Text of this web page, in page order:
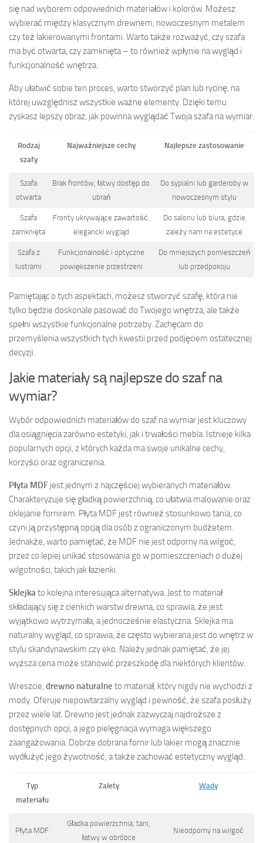
się nad wyborem odpowiednich materiałów i kolorów. Możesz
wybierać między klasycznym drewnem, nowoczesnym metalem
czy też lakierowanymi frontami. Warto także rozważyć, czy szafa
ma być otwarta, czy zamknięta – to również wpłynie na wygląd i
funkcjonalność wnętrza.
Aby ułatwić sobie ten proces, warto stworzyć plan lub rycinę, na
której uwzględnisz wszystkie ważne elementy. Dzięki temu
zyskasz lepszy obraz, jak powinna wyglądać Twoja szafa na wymiar.
Rodzaj
szafy
Najważniejsze cechy Najlepsze zastosowanie
Szafa
otwarta
Brak frontów, łatwy dostęp do
ubrań
Do sypialni lub garderoby w
nowoczesnym stylu
Szafa
zamknięta
Fronty ukrywające zawartość,
elegancki wygląd
Do salonu lub biura, gdzie
zależy nam na estetyce
Szafa z
lustrami
Funkcjonalność i optyczne
powiększenie przestrzeni
Do mniejszych pomieszczeń
lub przedpokoju
Pamiętając o tych aspektach, możesz stworzyć szafę, która nie
tylko będzie doskonale pasować do Twojego wnętrza, ale także
spełni wszystkie funkcjonalne potrzeby. Zachęcam do
przemyślenia wszystkich tych kwestii przed podjęciem ostatecznej
decyzji.
Jakie materiały są najlepsze do szaf na
wymiar?
Wybór odpowiednich materiałów do szaf na wymiar jest kluczowy
dla osiągnięcia zarówno estetyki, jak i trwałości mebla. Istnieje kilka
popularnych opcji, z których każda ma swoje unikalne cechy,
korzyści oraz ograniczenia.
Płyta MDF jest jednym z najczęściej wybieranych materiałów.
Charakteryzuje się gładką powierzchnią, co ułatwia malowanie oraz
oklejanie fornirem. Płyta MDF jest również stosunkowo tania, co
czyni ją przystępną opcją dla osób z ograniczonym budżetem.
Jednakże, warto pamiętać, że MDF nie jest odporny na wilgoć,
przez co lepiej unikać stosowania go w pomieszczeniach o dużej
wilgotności, takich jak łazienki.
Sklejkato kolejna interesująca alternatywa. Jest to materiał
składający się z cienkich warstw drewna, co sprawia, że jest
wyjątkowo wytrzymała, a jednocześnie elastyczna. Sklejka ma
naturalny wygląd, co sprawia, że często wybierana jest do wnętrz w
stylu skandynawskim czy eko. Należy jednak pamiętać, że jej
wyższa cena może stanowić przeszkodę dla niektórych klientów.
Wreszcie, drewno naturalne to materiał, który nigdy nie wychodzi z
mody. Oferuje niepowtarzalny wygląd i pewność, że szafa posłuży
przez wiele lat. Drewno jest jednak zazwyczaj najdroższe z
dostępnych opcji, a jego pielęgnacja wymaga większego
zaangażowania. Dobrze dobrana fornir lub lakier mogą znacznie
wydłużyć jego żywotność, a także zachować estetyczny wygląd.
Typ
materiału
Zalety Wady
Płyta MDF
Gładka powierzchnia, tani,
łatwy w obróbce
Nieodporny na wilgoć